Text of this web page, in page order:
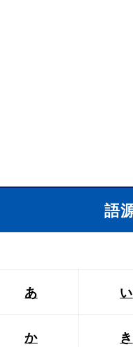
語
あ い
か き